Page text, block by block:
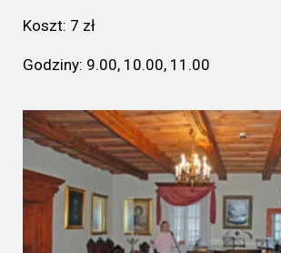
Koszt: 7 zł
Godziny: 9.00, 10.00, 11.00